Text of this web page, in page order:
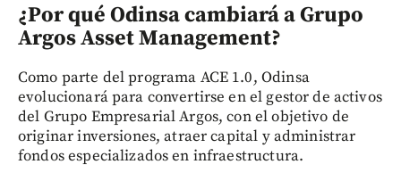
¿Por qué Odinsa cambiará a Grupo
Argos Asset Management?
Como parte del programa ACE 1.0, Odinsa
evolucionará para convertirse en el gestor de activos
del Grupo Empresarial Argos, con el objetivo de
originar inversiones, atraer capital y administrar
fondos especializados en infraestructura.